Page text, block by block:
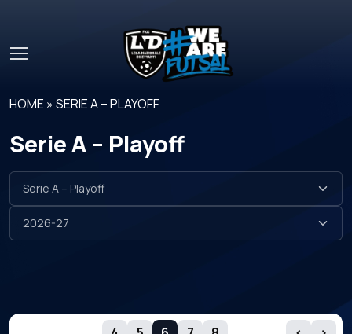
HOME »SERIE A – PLAYOFF
Serie A – Playoff